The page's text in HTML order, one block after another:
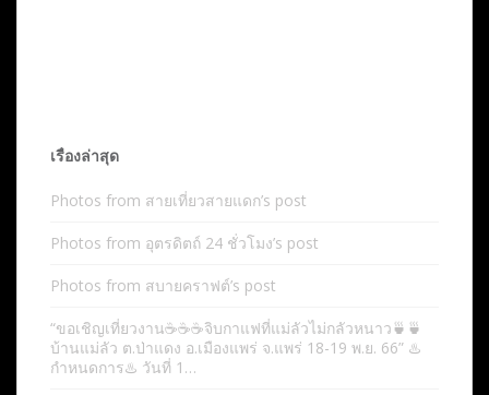
เรื่องล่าสุด
Photos from สายเที่ยวสายแดก’s post
Photos from อุตรดิตถ์ 24 ชั่วโมง’s post
Photos from สบายคราฟต์’s post
“ขอเชิญเที่ยวงาน☕️☕️☕️จิบกาแฟที่แม่ลัวไม่กลัวหนาว🍵🍵
บ้านแม่ลัว ต.ป่าแดง อ.เมืองแพร่ จ.แพร่ 18-19 พ.ย. 66” ♨️
กำหนดการ♨️ วันที่ 1…